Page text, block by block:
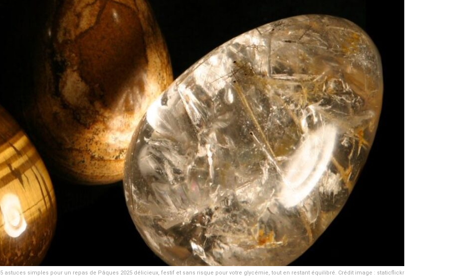
5 astuces simples pour un repas de Pâques 2025 délicieux, festif et sans risque pour votre glycémie, tout en restant équilibré. Crédit image : staticflickr